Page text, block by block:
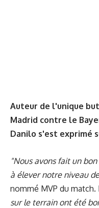
Auteur de l'unique
Madrid contre le
Danilo s'est exprimé
"Nous avons fait un
à élever notre niveau
nommé MVP du match.
sur le terrain ont été